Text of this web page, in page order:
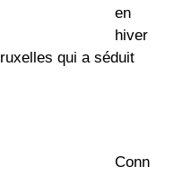
en
hiver
qui a séduit
Conn